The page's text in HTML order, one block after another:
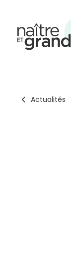
Actualités